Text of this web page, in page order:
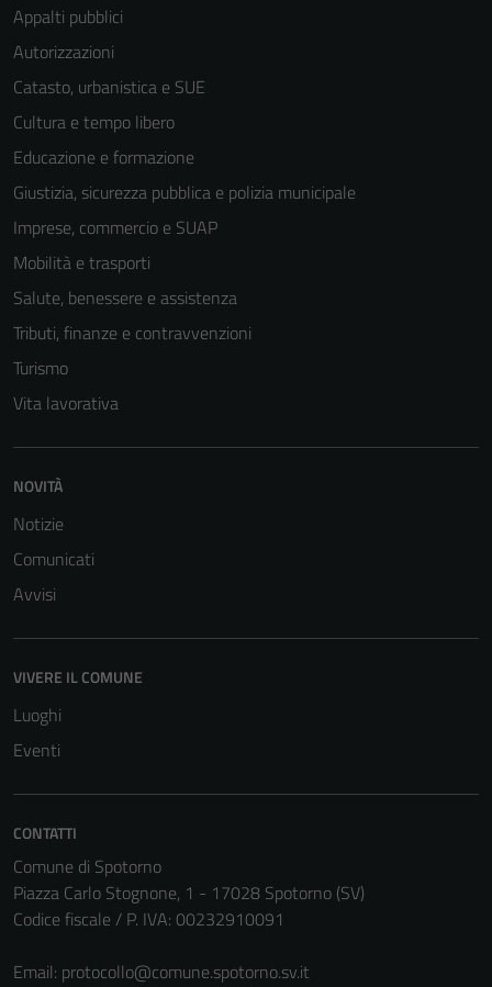
Appalti pubblici
Autorizzazioni
Catasto, urbanistica e SUE
Cultura e tempo libero
Educazione e formazione
Giustizia, sicurezza pubblica e polizia municipale
Imprese, commercio e SUAP
Mobilità e trasporti
Salute, benessere e assistenza
Tributi, finanze e contravvenzioni
Turismo
Vita lavorativa
NOVITÀ
Notizie
Comunicati
Avvisi
VIVERE IL COMUNE
Luoghi
Eventi
CONTATTI
Comune di Spotorno
Piazza Carlo Stognone, 1 - 17028 Spotorno (SV)
Codice fiscale / P. IVA: 00232910091
Email: protocollo@comune.spotorno.sv.it